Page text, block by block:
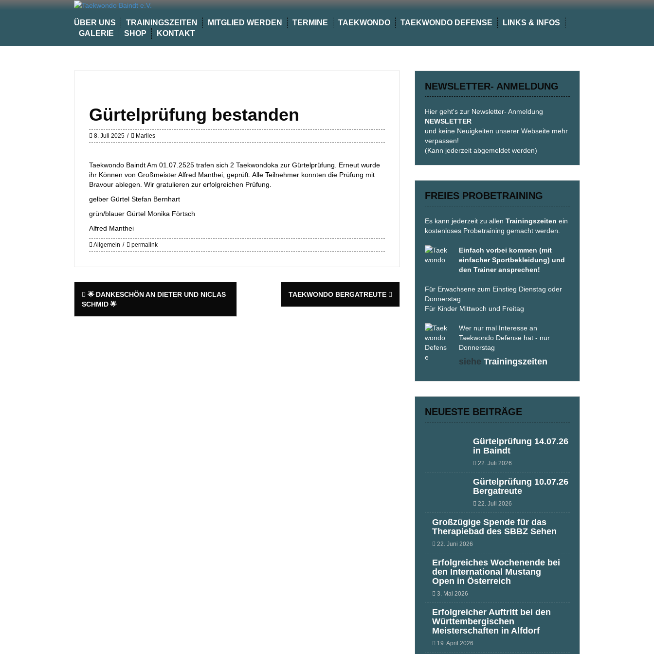
Skip
ÜBER UNS TRAININGSZEITEN MITGLIED WERDEN TERMINE TAEKWONDO TAEKWONDO DEFENSE
LINKS & INFOS
GALERIE
SHOP KONTAKT
Gürtelprüfung bestanden
8. Juli 2025 Marlies
Taekwondo Baindt Am 01.07.2525 trafen sich 2 Taekwondoka zur Gürtelprüfung. Erneut wurde
ihr Können von Großmeister Alfred Manthei, geprüft. Alle Teilnehmer konnten die Prüfung mit
Bravour ablegen. Wir gratulieren zur erfolgreichen Prüfung.
gelber Gürtel Stefan Bernhart
grün/blauer Gürtel Monika Förtsch
Alfred Manthei
Allgemein permalink
Post
navigation
🌟 DANKESCHÖN AN DIETER UND NICLAS
SCHMID 🌟
TAEKWONDO BERGATREUTE
NEWSLETTER- ANMELDUNG
Hier geht's zur Newsletter- Anmeldung
NEWSLETTER
und keine Neuigkeiten unserer Webseite mehr
verpassen!
(Kann jederzeit abgemeldet werden)
FREIES PROBETRAINING
Es kann jederzeit zu allen Trainingszeiten ein
kostenloses Probetraining gemacht werden.
Einfach vorbei kommen (mit
einfacher Sportbekleidung) und
den Trainer ansprechen!
Für Erwachsene zum Einstieg Dienstag oder
Donnerstag
Für Kinder Mittwoch und Freitag
Wer nur mal Interesse an
Taekwondo Defense hat - nur
Donnerstag
siehe Trainingszeiten
NEUESTE BEITRÄGE
Gürtelprüfung 14.07.26
in Baindt
22. Juli 2026
Gürtelprüfung 10.07.26
Bergatreute
22. Juli 2026
Großzügige Spende für das
Therapiebad des SBBZ Sehen
22. Juni 2026
Erfolgreiches Wochenende bei
den International Mustang
Open in Österreich
3. Mai 2026
Erfolgreicher Auftritt bei den
Württembergischen
Meisterschaften in Alfdorf
19. April 2026